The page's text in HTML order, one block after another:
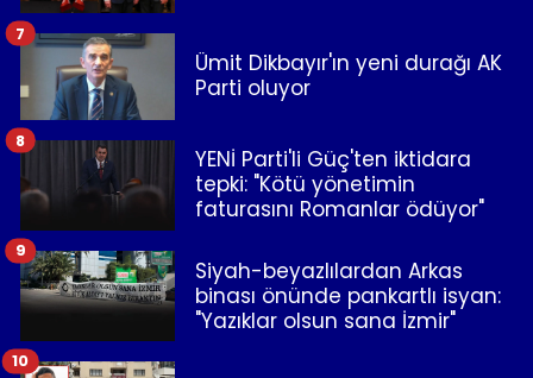
Ümit Dikbayır'ın yeni durağı AK
Parti oluyor
7
YENİ Parti'li Güç'ten iktidara
tepki: "Kötü yönetimin
faturasını Romanlar ödüyor"
8
Siyah-beyazlılardan Arkas
binası önünde pankartlı isyan:
"Yazıklar olsun sana İzmir"
9
10